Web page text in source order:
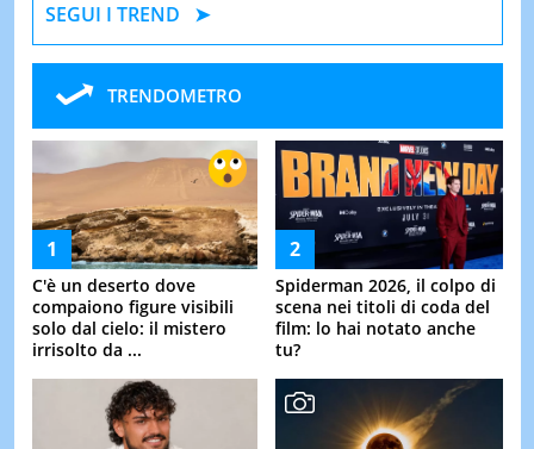
SEGUI I TREND
TRENDOMETRO
C'è un deserto dove
compaiono figure visibili
solo dal cielo: il mistero
irrisolto da ...
Spiderman 2026, il colpo di
scena nei titoli di coda del
film: lo hai notato anche
tu?